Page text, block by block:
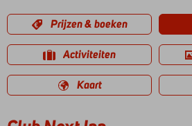
Prijzen & boeken
Activiteiten
Kaart